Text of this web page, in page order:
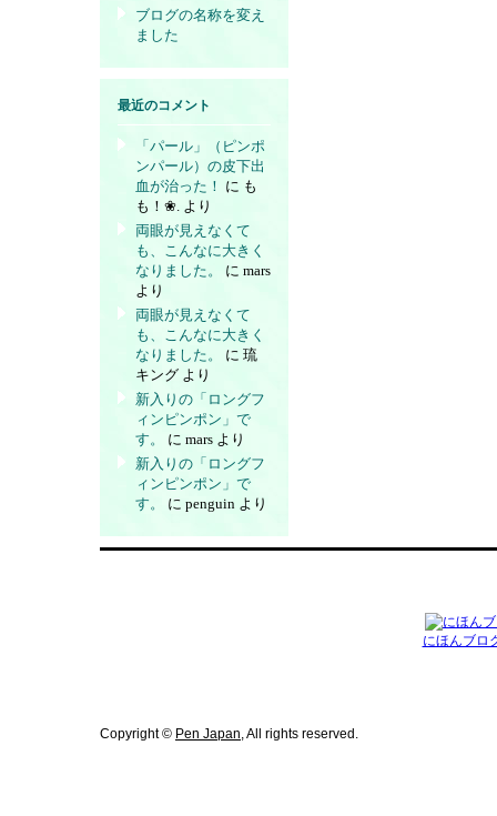
ブログの名称を変え
ました
最近のコメント
「パール」（ピンポ
ンパール）の皮下出
血が治った！ に も
も！❀. より
両眼が見えなくて
も、こんなに大きく
なりました。
に mars
より
両眼が見えなくて
も、こんなに大きく
なりました。
に 琉
キング より
新入りの「ロングフ
ィンピンポン」で
す。
に mars より
新入りの「ロングフ
ィンピンポン」で
す。
に penguin より
にほんブロ
Copyright © Pen Japan, All rights reserved.